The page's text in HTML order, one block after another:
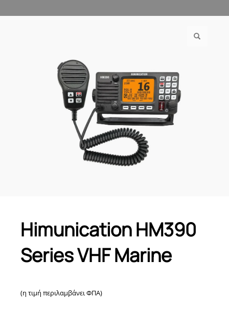
Himunication HM390
Series VHF Marine
(η τιμή περιλαμβάνει ΦΠΑ)